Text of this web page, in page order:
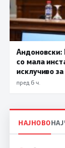
Андоновски:
со мала
исклучиво
пред 6 ч.
НАЈНОВО